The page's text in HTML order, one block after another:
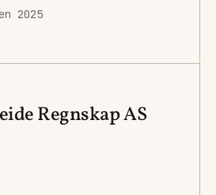
2025
Regnskap AS